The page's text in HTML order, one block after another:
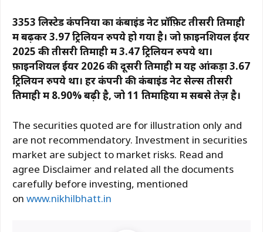
3353 लिस्टेड कंपनियों का कंबाइंड नेट प्रॉफ़िट तीसरी तिमाही
में बढ़कर 3.97 ट्रिलियन रुपये हो गया है। जो फ़ाइनेंशियल ईयर
2025 की तीसरी तिमाही में 3.47 ट्रिलियन रुपये था।
फ़ाइनेंशियल ईयर 2026 की दूसरी तिमाही में यह आंकड़ा 3.67
ट्रिलियन रुपये था। हर कंपनी की कंबाइंड नेट सेल्स तीसरी
तिमाही में 8.90% बढ़ी है, जो 11 तिमाहियों में सबसे तेज़ है।
The securities quoted are for illustration only and
are not recommendatory. Investment in securities
market are subject to market risks. Read and
agree Disclaimer and related all the documents
carefully before investing, mentioned
on www.nikhilbhatt.in